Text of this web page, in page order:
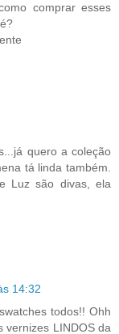
comprar esses
quero a coleção
tá linda também.
Luz são divas, ela
14:32
todos!! Ohh
vernizes LINDOS da